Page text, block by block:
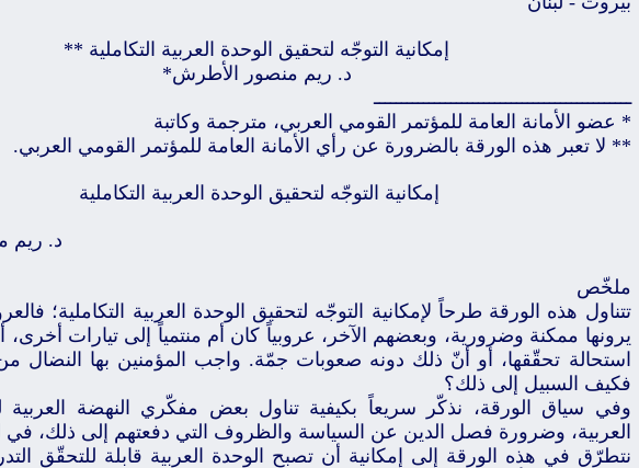
إمكانية التوجّه لتحقيق الوحدة العربية التكاملية **
د. ريم منصور الأطرش*
ـــــــــــــــــــــــــــــــــــــــــــــــ
* عضو الأمانة العامة للمؤتمر القومي العربي، مترجمة وكاتبة
** لا تعبر هذه الورقة بالضرورة عن رأي الأمانة العامة للمؤتمر القومي العربي.
إمكانية التوجّه لتحقيق الوحدة العربية التكاملية
د. ريم
ملخّص
تتناول هذه الورقة طرحاً لإمكانية التوجّه لتحقيق الوحدة العربية التكاملية؛
يرونها ممكنة وضرورية، وبعضهم الآخر، عروبياً كان أم منتمياً إلى تيارات أخرى،
استحالة تحقّقها، أو أنّ ذلك دونه صعوبات جمّة. واجب المؤمنين بها النضال
فكيف السبيل إلى ذلك؟
وفي سياق الورقة، نذكّر سريعاً بكيفية تناول بعض مفكّري النهضة العربية
العربية، وضرورة فصل الدين عن السياسة والظروف التي دفعتهم إلى ذلك،
نتطرّق في هذه الورقة إلى إمكانية أن تصبح الوحدة العربية قابلة للتحقّق